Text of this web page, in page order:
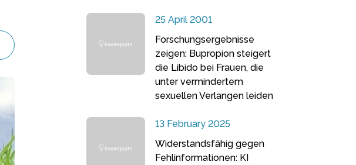
25 April 2001
Forschungsergebnisse
zeigen: Bupropion steigert
die Libido bei Frauen, die
unter vermindertem
sexuellen Verlangen leiden
13 February 2025
Widerstandsfähig gegen
Fehlinformationen: KI